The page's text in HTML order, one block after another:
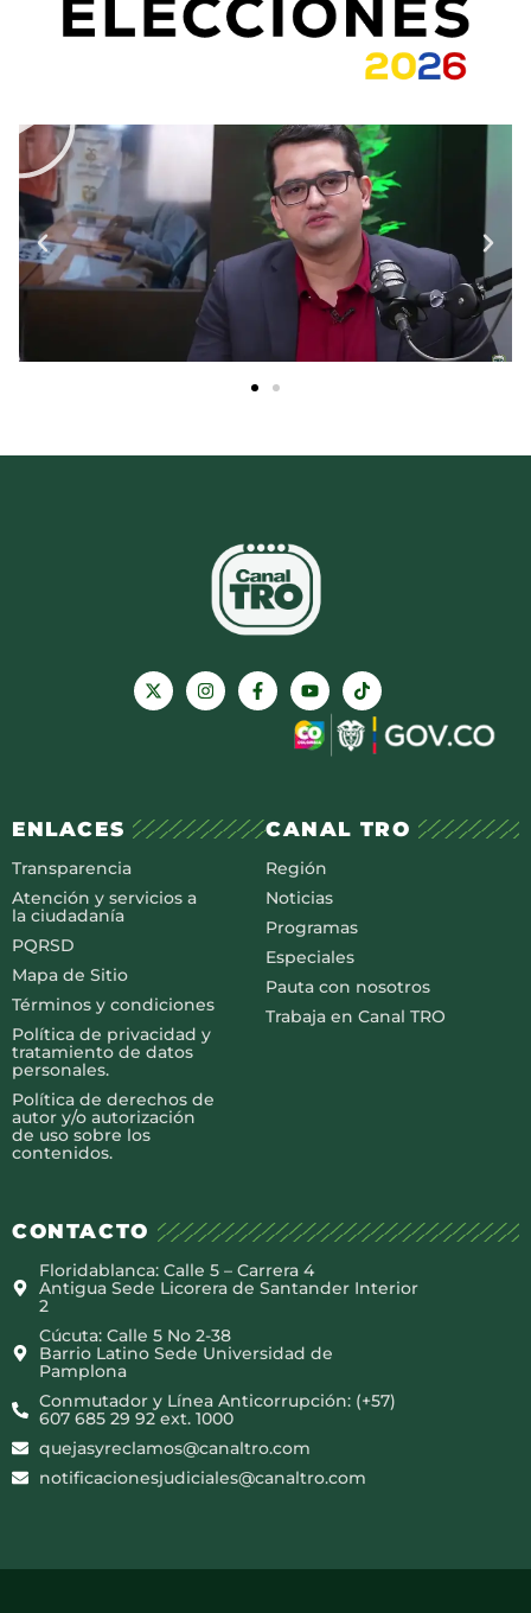
ENLACES
Transparencia
Atención y servicios a
la ciudadanía
PQRSD
Mapa de Sitio
Términos y condiciones
Política de privacidad y
tratamiento de datos
personales.
Política de derechos de
autor y/o autorización
de uso sobre los
contenidos.
CANAL TRO
Región
Noticias
Programas
Especiales
Pauta con nosotros
Trabaja en Canal TRO
CONTACTO
Floridablanca: Calle 5 – Carrera 4
Antigua Sede Licorera de Santander Interior
2
Cúcuta: Calle 5 No 2-38
Barrio Latino Sede Universidad de
Pamplona
Conmutador y Línea Anticorrupción: (+57)
607 685 29 92 ext. 1000
quejasyreclamos@canaltro.com
notificacionesjudiciales@canaltro.com